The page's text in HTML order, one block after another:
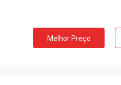
Melhor Preço